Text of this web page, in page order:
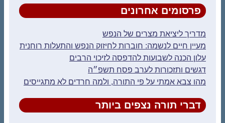
פרסומים אחרונים
מדריך ליציאת מצרים של הנפש
מעיין חיים לנשמה: חוברות לחיזוק הנפש והתעלות רוחנית
עלון הכנה לשבועות להדפסה לזיכוי הרבים
דגשים ותזכורות לערב פסח תשפ״ה
מהו צבא אמתי על פי התורה, ולמה חרדים לא מתגייסים
דברי תורה נצפים ביותר